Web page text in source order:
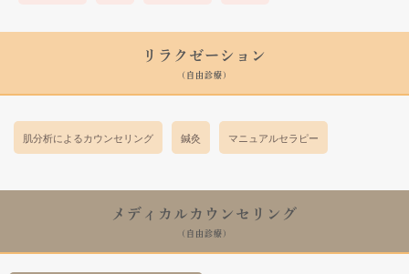
リラクゼーション
(自由診療)
肌分析によるカウンセリング 鍼灸 マニュアルセラピー
メディカルカウンセリング
(自由診療)